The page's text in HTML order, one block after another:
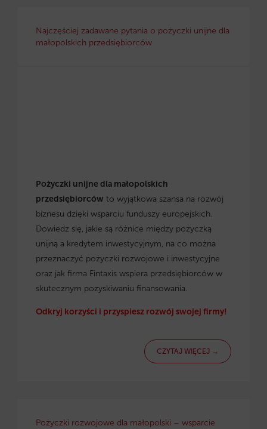
Najczęściej zadawane pytania o pożyczki unijne dla
małopolskich przedsiębiorców
Pożyczki unijne dla małopolskich
przedsiębiorców to wyjątkowa szansa na rozwój
biznesu dzięki wsparciu funduszy europejskich.
Dowiedz się, jakie są różnice między pożyczką
unijną a kredytem inwestycyjnym, na co można
przeznaczyć pożyczki rozwojowe i inwestycyjne
oraz jak firma Fintaxis wspiera przedsiębiorców w
skutecznym pozyskiwaniu finansowania.
Odkryj korzyści i przyspiesz rozwój swojej firmy!
CZYTAJ WIĘCEJ →
Pożyczki rozwojowe dla małopolski – wsparcie